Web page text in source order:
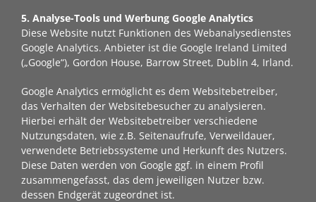
5. Analyse-Tools und Werbung Google Analytics
Diese Website nutzt Funktionen des Webanalysedienstes
Google Analytics. Anbieter ist die Google Ireland Limited
(„Google“), Gordon House, Barrow Street, Dublin 4, Irland.
Google Analytics ermöglicht es dem Websitebetreiber,
das Verhalten der Websitebesucher zu analysieren.
Hierbei erhält der Websitebetreiber verschiedene
Nutzungsdaten, wie z.B. Seitenaufrufe, Verweildauer,
verwendete Betriebssysteme und Herkunft des Nutzers.
Diese Daten werden von Google ggf. in einem Profil
zusammengefasst, das dem jeweiligen Nutzer bzw.
dessen Endgerät zugeordnet ist.